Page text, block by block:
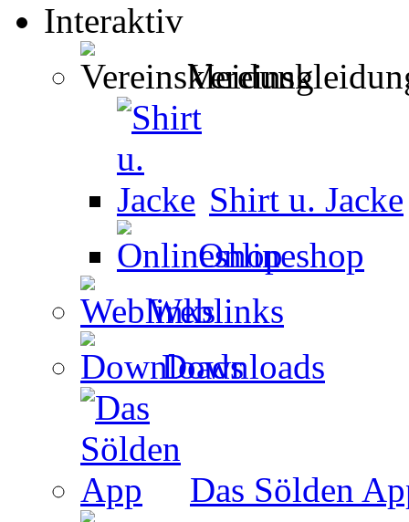
Interaktiv
Shirt u. Jacke
Onlineshop
Weblinks
Downloads
Das Sölden